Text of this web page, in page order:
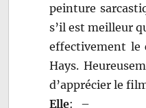
peinture
s’il est meilleur
effectivement le
Hays.
d’apprécier le
Elle:
–